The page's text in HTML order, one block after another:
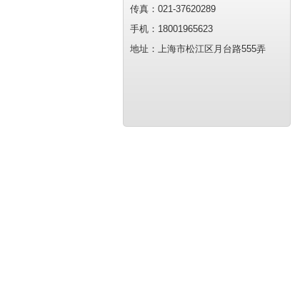
传真：021-37620289
手机：18001965623
地址：上海市松江区月台路555弄